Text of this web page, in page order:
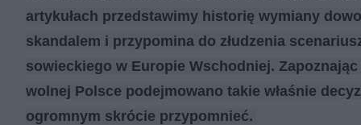
artykułach przedstawimy historię wymiany
skandalem i przypomina do złudzenia
sowieckiego w Europie Wschodniej.
wolnej Polsce podejmowano takie właśnie
ogromnym skrócie przypomnieć.